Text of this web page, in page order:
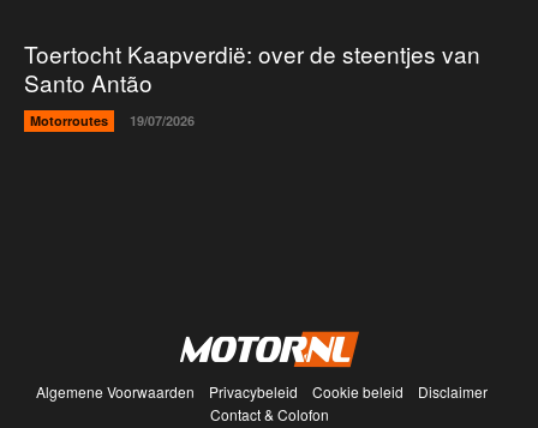
Toertocht Kaapverdië: over de steentjes van
Santo Antão
Motorroutes 19/07/2026
Algemene Voorwaarden Privacybeleid Cookie beleid
Disclaimer
Contact & Colofon